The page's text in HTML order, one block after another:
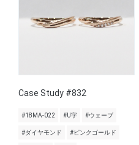
Case Study #832
#18MA-022 #U字 #ウェーブ
#ダイヤモンド #ピンクゴールド